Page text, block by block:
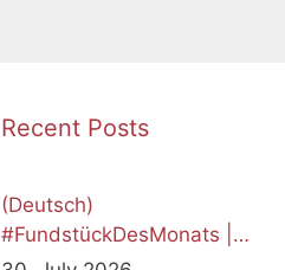
Recent Posts
(Deutsch)
#FundstückDesMonats |
Juli 2026